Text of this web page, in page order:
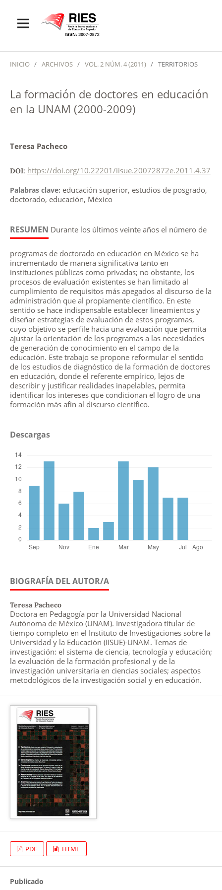
INICIO / ARCHIVOS / VOL. 2 NÚM. 4 (2011) / TERRITORIOS
La formación de doctores en educación
en la UNAM (2000-2009)
Teresa Pacheco
DOI: https://doi.org/10.22201/iisue.20072872e.2011.4.37
Palabras clave: educación superior, estudios de posgrado,
doctorado, educación, México
RESUMEN Durante los últimos veinte años el número de
programas de doctorado en educación en México se ha
incrementado de manera significativa tanto en
instituciones públicas como privadas; no obstante, los
procesos de evaluación existentes se han limitado al
cumplimiento de requisitos más apegados al discurso de la
administración que al propiamente científico. En este
sentido se hace indispensable establecer lineamientos y
diseñar estrategias de evaluación de estos programas,
cuyo objetivo se perfile hacia una evaluación que permita
ajustar la orientación de los programas a las necesidades
de generación de conocimiento en el campo de la
educación. Este trabajo se propone reformular el sentido
de los estudios de diagnóstico de la formación de doctores
en educación, donde el referente empírico, lejos de
describir y justificar realidades inapelables, permita
identificar los intereses que condicionan el logro de una
formación más afín al discurso científico.
Descargas
BIOGRAFÍA DEL AUTOR/A
Teresa Pacheco
Doctora en Pedagogía por la Universidad Nacional
Autónoma de México (UNAM). Investigadora titular de
tiempo completo en el Instituto de Investigaciones sobre la
Universidad y la Educación (IISUE)-UNAM. Temas de
investigación: el sistema de ciencia, tecnología y educación;
la evaluación de la formación profesional y de la
investigación universitaria en ciencias sociales; aspectos
metodológicos de la investigación social y en educación.
PDF HTML
Publicado